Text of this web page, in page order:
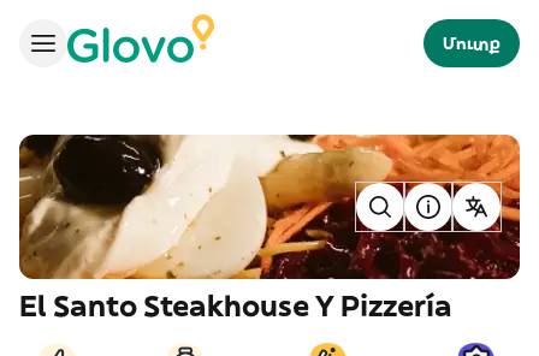
Մուտք
El Santo Steakhouse Y Pizzería